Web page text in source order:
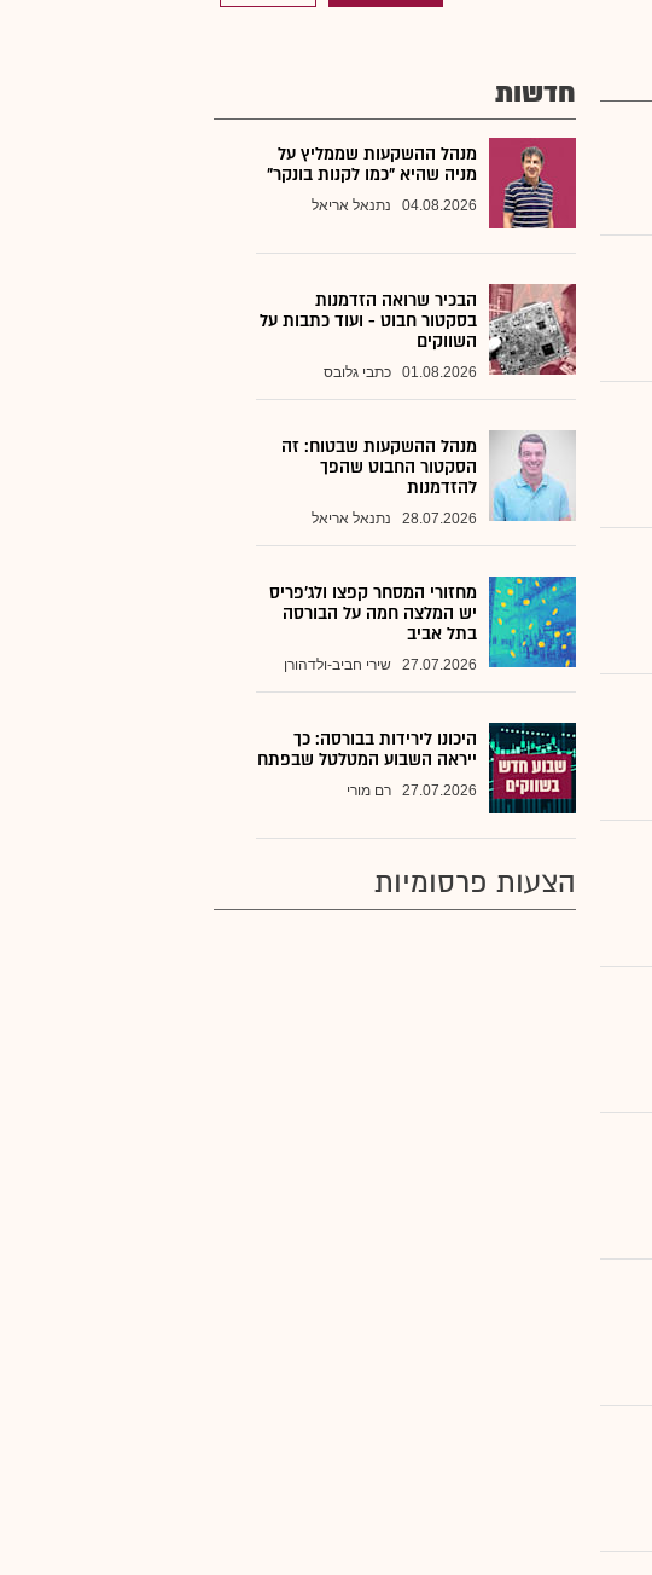
חדשות
מנהל ההשקעות שממליץ על
מניה שהיא "כמו לקנות בונקר"
04.08.2026 נתנאל אריאל
הבכיר שרואה הזדמנות
בסקטור חבוט - ועוד כתבות על
השווקים
01.08.2026 כתבי גלובס
מנהל ההשקעות שבטוח: זה
הסקטור החבוט שהפך
להזדמנות
28.07.2026 נתנאל אריאל
מחזורי המסחר קפצו ולג'פריס
יש המלצה חמה על הבורסה
בתל אביב
27.07.2026 שירי חביב-ולדהורן
היכונו לירידות בבורסה: כך
ייראה השבוע המטלטל שבפתח
27.07.2026 רם מורי
הצעות פרסומיות